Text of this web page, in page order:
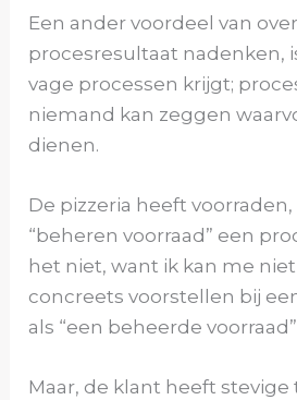
Een ander voordeel van
procesresultaat nadenken,
vage processen krijgt;
niemand kan zeggen
dienen.
De pizzeria heeft voorraden,
“beheren voorraad” een
het niet, want ik kan me niet
concreets voorstellen bij
als “een beheerde
Maar, de klant heeft stevige